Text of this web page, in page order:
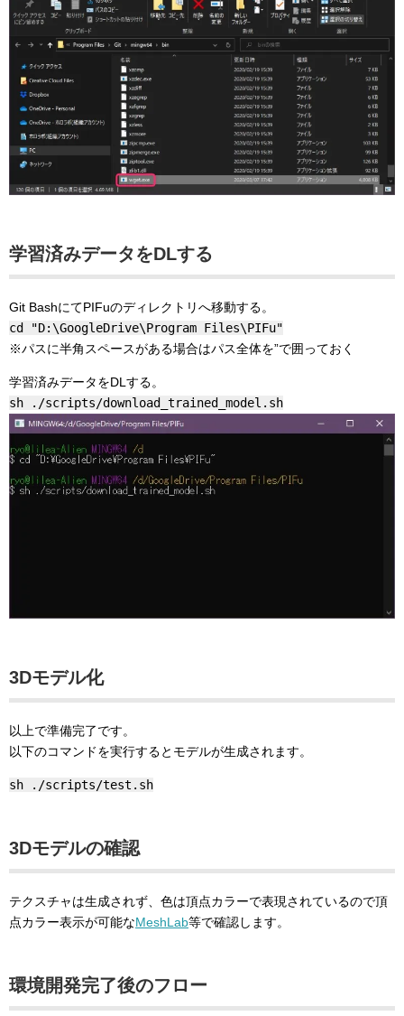
学習済みデータをDLする
Git BashにてPIFuのディレクトリへ移動する。
cd "D:\GoogleDrive\Program Files\PIFu"
※パスに半角スペースがある場合はパス全体を”で囲っておく
学習済みデータをDLする。
sh ./scripts/download_trained_model.sh
3Dモデル化
以上で準備完了です。
以下のコマンドを実行するとモデルが生成されます。
sh ./scripts/test.sh
3Dモデルの確認
テクスチャは生成されず、色は頂点カラーで表現されているので頂
点カラー表示が可能なMeshLab等で確認します。
環境開発完了後のフロー